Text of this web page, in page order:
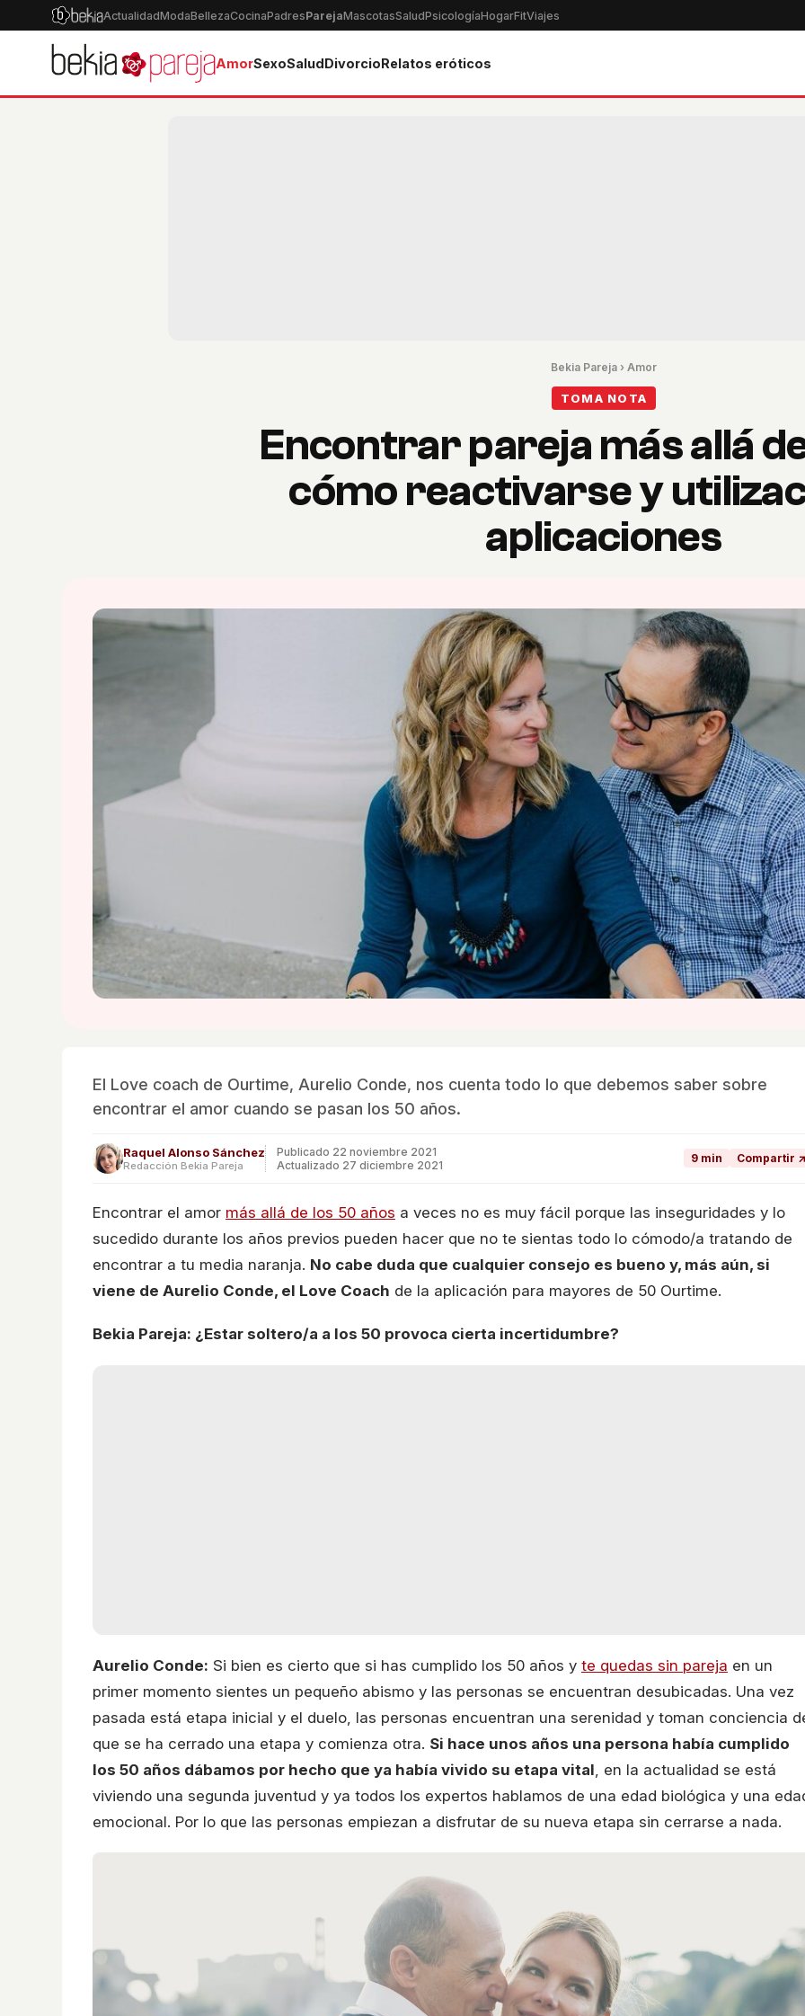
ActualidadModaBellezaCocinaPadresParejaMascotasSaludPsicologíaHogarFitViajes
AmorSexoSaludDivorcioRelatos eróticos
Bekia Pareja › Amor
TOMA NOTA
Encontrar pareja más allá
cómo reactivarse y
aplicaciones
El Love coach de Ourtime, Aurelio Conde, nos cuenta todo lo que debemos saber sobre
encontrar el amor cuando se pasan los 50 años.
Raquel Alonso Sánchez
Redacción Bekia Pareja
Publicado 22 noviembre 2021
Actualizado 27 diciembre 2021
9 min Compartir ↗
Encontrar el amor más allá de los 50 años a veces no es muy fácil porque las inseguridades y lo
sucedido durante los años previos pueden hacer que no te sientas todo lo cómodo/a tratando de
encontrar a tu media naranja. No cabe duda que cualquier consejo es bueno y, más aún, si
viene de Aurelio Conde, el Love Coach de la aplicación para mayores de 50 Ourtime.
Bekia Pareja: ¿Estar soltero/a a los 50 provoca cierta incertidumbre?
Aurelio Conde: Si bien es cierto que si has cumplido los 50 años y te quedas sin pareja en un
primer momento sientes un pequeño abismo y las personas se encuentran desubicadas. Una vez
pasada está etapa inicial y el duelo, las personas encuentran una serenidad y toman conciencia
que se ha cerrado una etapa y comienza otra. Si hace unos años una persona había cumplido
los 50 años dábamos por hecho que ya había vivido su etapa vital , en la actualidad se está
viviendo una segunda juventud y ya todos los expertos hablamos de una edad biológica y una
emocional. Por lo que las personas empiezan a disfrutar de su nueva etapa sin cerrarse a nada.